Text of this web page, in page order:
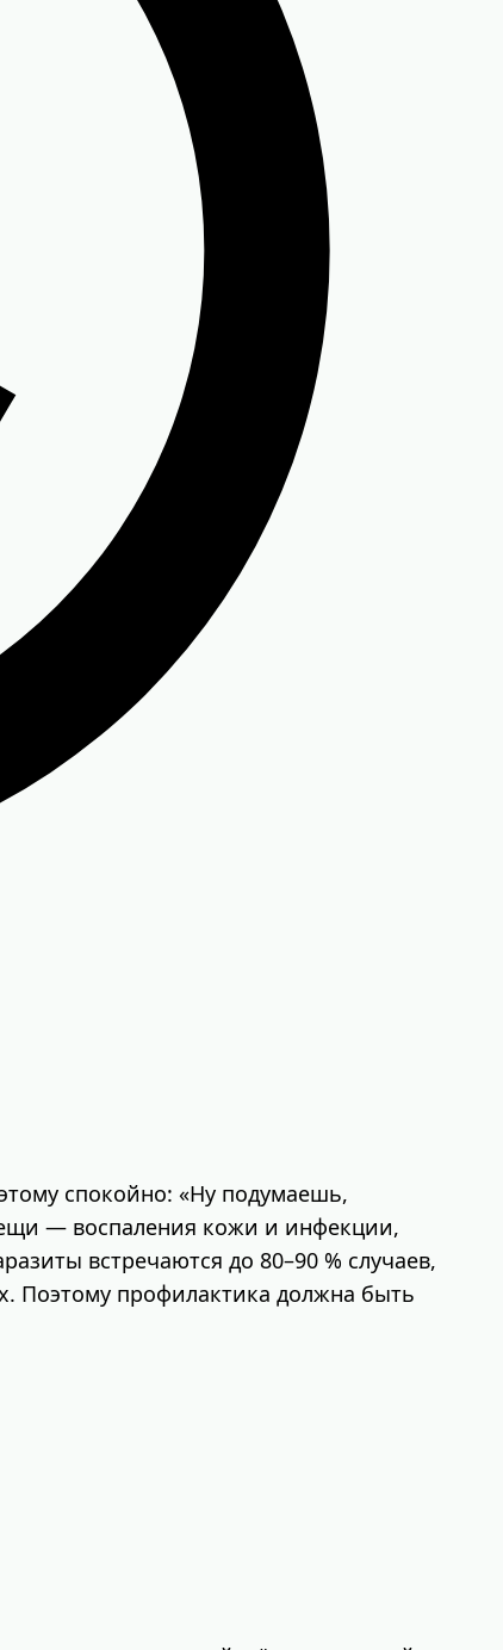
спокойно: «Ну подумаешь,
— воспаления кожи и инфекции,
встречаются до 80–90 % случаев,
Поэтому профилактика должна быть